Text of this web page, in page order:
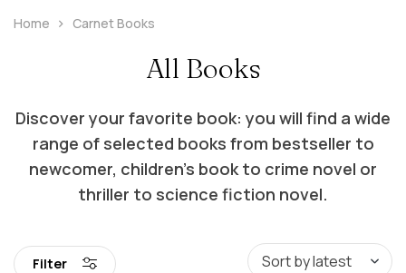
Home Carnet Books
All Books
Discover your favorite book: you will find a wide
range of selected books from bestseller to
newcomer, children’s book to crime novel or
thriller to science fiction novel.
Filter